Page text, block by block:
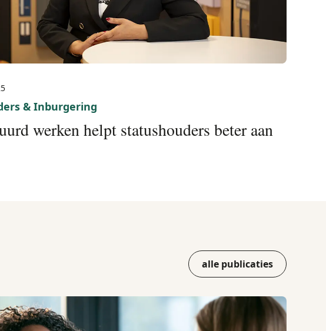
& Inburgering
werken helpt statushouders beter aan
alle publicaties